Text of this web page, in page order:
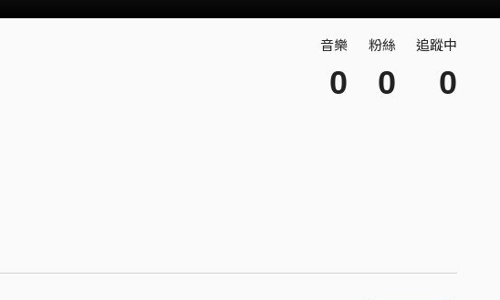
音樂
0
粉絲
0
追蹤中
0